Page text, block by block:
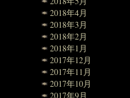
2018年4月
2018年3月
2018年2月
2018年1月
2017年12月
2017年11月
2017年10月
2017年9月